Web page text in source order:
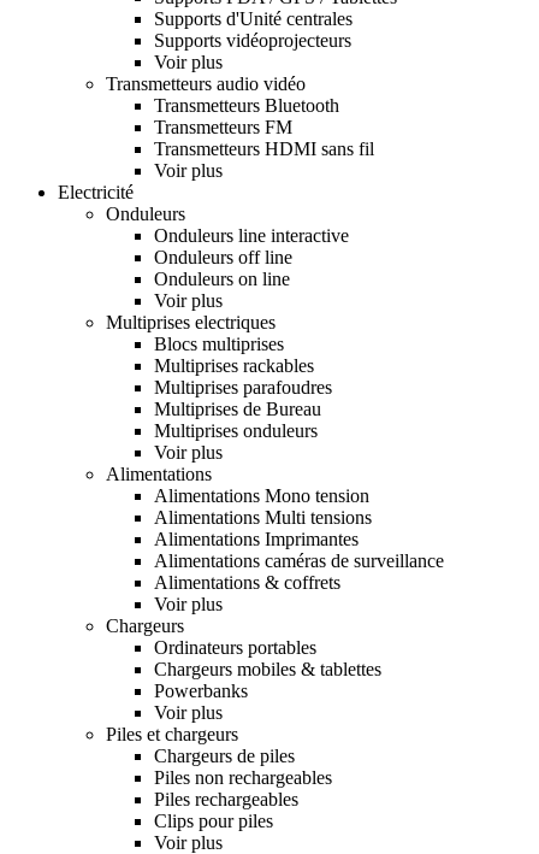
Supports d'Unité centrales
Supports vidéoprojecteurs
Voir plus
Transmetteurs audio vidéo
Transmetteurs Bluetooth
Transmetteurs FM
Transmetteurs HDMI sans fil
Voir plus
Electricité
Onduleurs
Onduleurs line interactive
Onduleurs off line
Onduleurs on line
Voir plus
Multiprises electriques
Blocs multiprises
Multiprises rackables
Multiprises parafoudres
Multiprises de Bureau
Multiprises onduleurs
Voir plus
Alimentations
Alimentations Mono tension
Alimentations Multi tensions
Alimentations Imprimantes
Alimentations caméras de surveillance
Alimentations & coffrets
Voir plus
Chargeurs
Ordinateurs portables
Chargeurs mobiles & tablettes
Powerbanks
Voir plus
Piles et chargeurs
Chargeurs de piles
Piles non rechargeables
Piles rechargeables
Clips pour piles
Voir plus